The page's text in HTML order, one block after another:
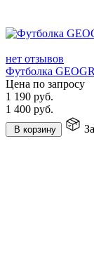
нет отзывов
Футболка
Цена по запросу
1 190 руб.
1 400 руб.
В корзину